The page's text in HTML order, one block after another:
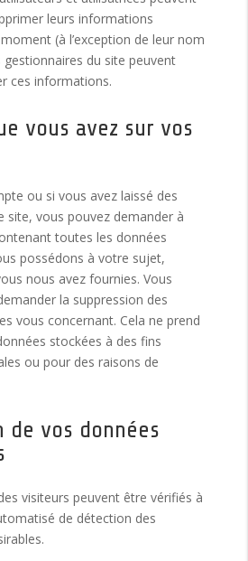
leurs informations
(à l’exception de leur nom
gestionnaires du site peuvent
ces informations.
vous avez sur vos
ou si vous avez laissé des
site, vous pouvez demander à
toutes les données
possédons à votre sujet,
nous avez fournies. Vous
la suppression des
vous concernant. Cela ne prend
stockées à des fins
ou pour des raisons de
de vos données
visiteurs peuvent être vérifiés à
de détection des